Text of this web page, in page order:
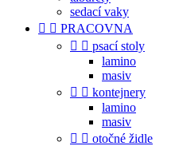
sedací vaky
  PRACOVNA
  psací stoly
lamino
masiv
  kontejnery
lamino
masiv
  otočné židle